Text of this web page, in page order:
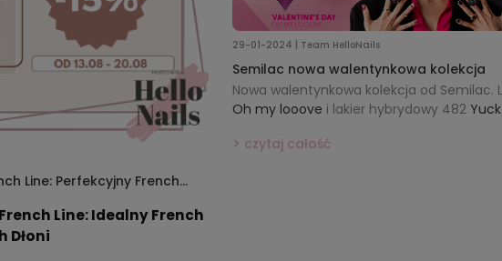
Line: Perfekcyjny French
Line: Idealny French
Dłoni
29-01-2024 | Team HelloNails
Semilac nowa walentynkowa kolekcja
Nowa walentynkowa kolekcja od Semilac.
Oh my looove i lakier hybrydowy 482
czytaj całość